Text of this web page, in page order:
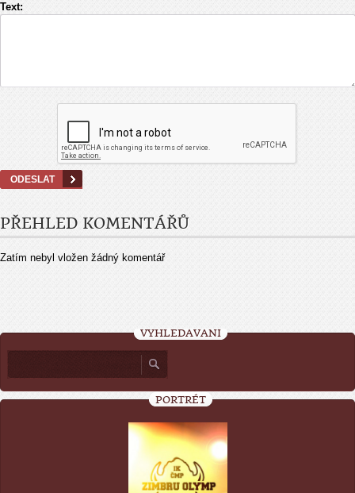
Text:
PŘEHLED KOMENTÁŘŮ
Zatím nebyl vložen žádný komentář
VYHLEDÁVÁNÍ
PORTRÉT